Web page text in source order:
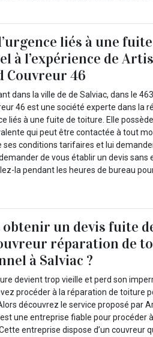
liés à une
à l’expérience de
Couvreur 46
dans la ville de de Salviac, dans le
46 est une société experte dans la
liés à une fuite de toiture. Elle
qui peut être contactée à tout
ses conditions tarifaires et lui
de vous établir un devis sans
la pendant les heures de bureau
obtenir un devis fuite
réparation de
à Salviac ?
devient trop vieille et perd son
procéder à la réparation de toiture
découvrez le service proposé par
une entreprise fiable pour procéder
entreprise dispose d’un couvreur